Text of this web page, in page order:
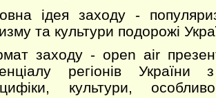
ідея заходу -
та культури подорожі
заходу - open air
регіонів України
культури,